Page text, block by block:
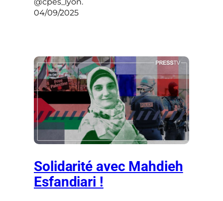
@cpes_lyon.
04/09/2025
Solidarité avec Mahdieh
Esfandiari !